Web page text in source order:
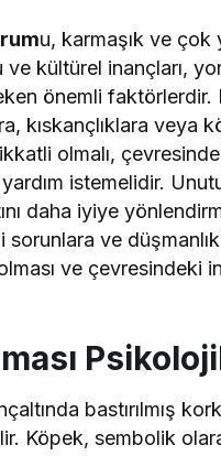
u, karmaşık ve çok
kültürel inançları,
önemli
kıskançlıklara veya
olmalı,
istemelidir.
daha iyiye
sorunlara ve
ve çevresindeki
bastırılmış
Köpek, sembolik